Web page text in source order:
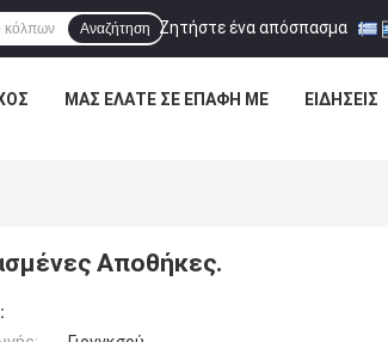
Ζητήστε ένα απόσπασμα |
Αναζήτηση
ΜΑΣ ΕΛΆΤΕ ΣΕ ΕΠΑΦΉ ΜΕ ΕΙΔΉΣΕΙΣ
Αποθήκες.